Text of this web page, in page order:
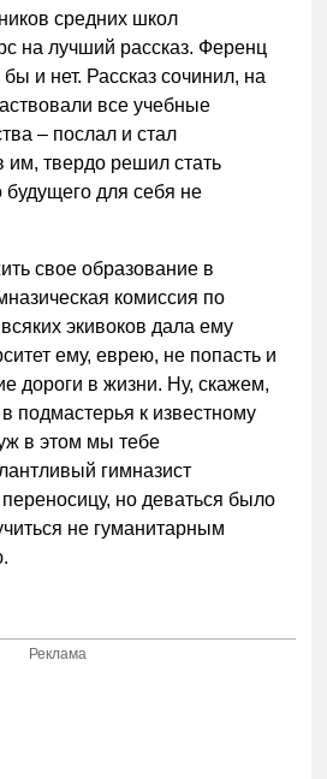
средних школ
на лучший рассказ. Ференц
и нет. Рассказ сочинил, на
все учебные
– послал и стал
им, твердо решил стать
будущего для себя не
свое образование в
комиссия по
экивоков дала ему
ему, еврею, не попасть и
дороги в жизни. Ну, скажем,
подмастерья к известному
в этом мы тебе
гимназист
но деваться было
не гуманитарным
Реклама